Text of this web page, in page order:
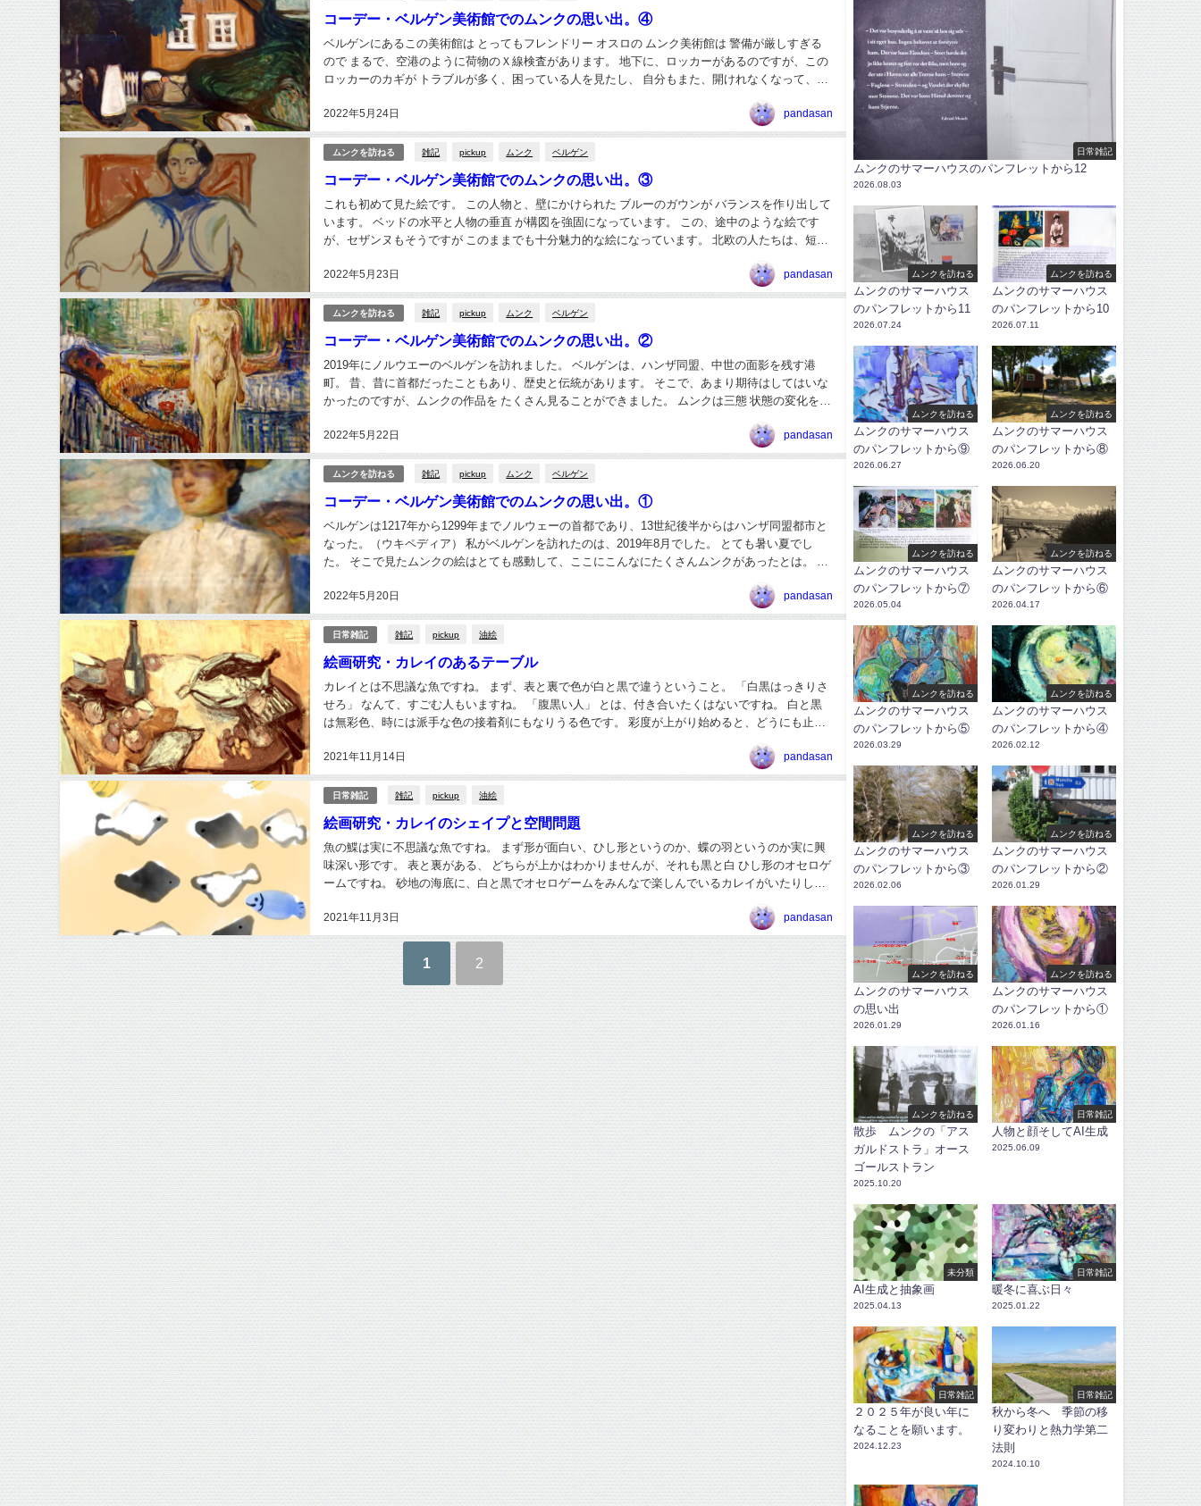
コーデー・ベルゲン美術館でのムンクの思い出。④
2022年5月24日
ベルゲンにあるこの美術館は とってもフレンドリー オスロの ムンク美術館は 警備が厳しすぎる
ので まるで、空港のように荷物のＸ線検査があります。 地下に、ロッカーがあるのですが、この
ロッカーのカギが トラブルが多く、困っている人を見たし、 自分もまた、開けれなくなって、受
pandasan
ムンクを訪ねる 雑記 pickup ムンク ベルゲン
コーデー・ベルゲン美術館でのムンクの思い出。③
2022年5月23日
これも初めて見た絵です。 この人物と、壁にかけられた ブルーのガウンが バランスを作り出して
います。 ベッドの水平と人物の垂直 が構図を強固になっています。 この、途中のような絵です
が、セザンヌもそうですが このままでも十分魅力的な絵になっています。 北欧の人たちは、短い
pandasan
ムンクを訪ねる 雑記 pickup ムンク ベルゲン
コーデー・ベルゲン美術館でのムンクの思い出。②
2022年5月22日
2019年にノルウエーのベルゲンを訪れました。 ベルゲンは、ハンザ同盟、中世の面影を残す港
町。 昔、昔に首都だったこともあり、歴史と伝統があります。 そこで、あまり期待はしてはいな
かったのですが、ムンクの作品を たくさん見ることができました。 ムンクは三態 状態の変化を一
pandasan
ムンクを訪ねる 雑記 pickup ムンク ベルゲン
コーデー・ベルゲン美術館でのムンクの思い出。①
2022年5月20日
ベルゲンは1217年から1299年までノルウェーの首都であり、13世紀後半からはハンザ同盟都市と
なった。（ウキペディア） 私がベルゲンを訪れたのは、2019年8月でした。 とても暑い夏でし
た。 そこで見たムンクの絵はとても感動して、ここにこんなにたくさんムンクがあったとは。 ム
pandasan
日常雑記 雑記 pickup 油絵
絵画研究・カレイのあるテーブル
2021年11月14日
カレイとは不思議な魚ですね。 まず、表と裏で色が白と黒で違うということ。 「白黒はっきりさ
せろ」 なんて、すごむ人もいますね。 「腹黒い人」 とは、付き合いたくはないですね。 白と黒
は無彩色、時には派手な色の接着剤にもなりうる色です。 彩度が上がり始めると、どうにも止ま
pandasan
日常雑記 雑記 pickup 油絵
絵画研究・カレイのシェイプと空間問題
2021年11月3日
魚の鰈は実に不思議な魚ですね。 まず形が面白い、ひし形というのか、蝶の羽というのか実に興
味深い形です。 表と裏がある、 どちらが上かはわかりませんが、それも黒と白 ひし形のオセロゲ
ームですね。 砂地の海底に、白と黒でオセロゲームをみんなで楽しんでいるカレイがいたりした
pandasan
1 2
日常雑記
ムンクのサマーハウスのパンフレットから12
2026.08.03
ムンクを訪ねる
ムンクのサマーハウス
のパンフレットから11
2026.07.24
ムンクを訪ねる
ムンクのサマーハウス
のパンフレットから10
2026.07.11
ムンクを訪ねる
ムンクのサマーハウス
のパンフレットから⑨
2026.06.27
ムンクを訪ねる
ムンクのサマーハウス
のパンフレットから⑧
2026.06.20
ムンクを訪ねる
ムンクのサマーハウス
のパンフレットから⑦
2026.05.04
ムンクを訪ねる
ムンクのサマーハウス
のパンフレットから⑥
2026.04.17
ムンクを訪ねる
ムンクのサマーハウス
のパンフレットから⑤
2026.03.29
ムンクを訪ねる
ムンクのサマーハウス
のパンフレットから④
2026.02.12
ムンクを訪ねる
ムンクのサマーハウス
のパンフレットから③
2026.02.06
ムンクを訪ねる
ムンクのサマーハウス
のパンフレットから②
2026.01.29
ムンクを訪ねる
ムンクのサマーハウス
の思い出
2026.01.29
ムンクを訪ねる
ムンクのサマーハウス
のパンフレットから①
2026.01.16
ムンクを訪ねる
散歩 ムンクの「アス
ガルドストラ」オース
ゴールストラン
2025.10.20
日常雑記
人物と顔そしてAI生成
2025.06.09
未分類
AI生成と抽象画
2025.04.13
日常雑記
暖冬に喜ぶ日々
2025.01.22
日常雑記
２０２５年が良い年に
なることを願います。
2024.12.23
日常雑記
秋から冬へ 季節の移
り変わりと熱力学第二
法則
2024.10.10